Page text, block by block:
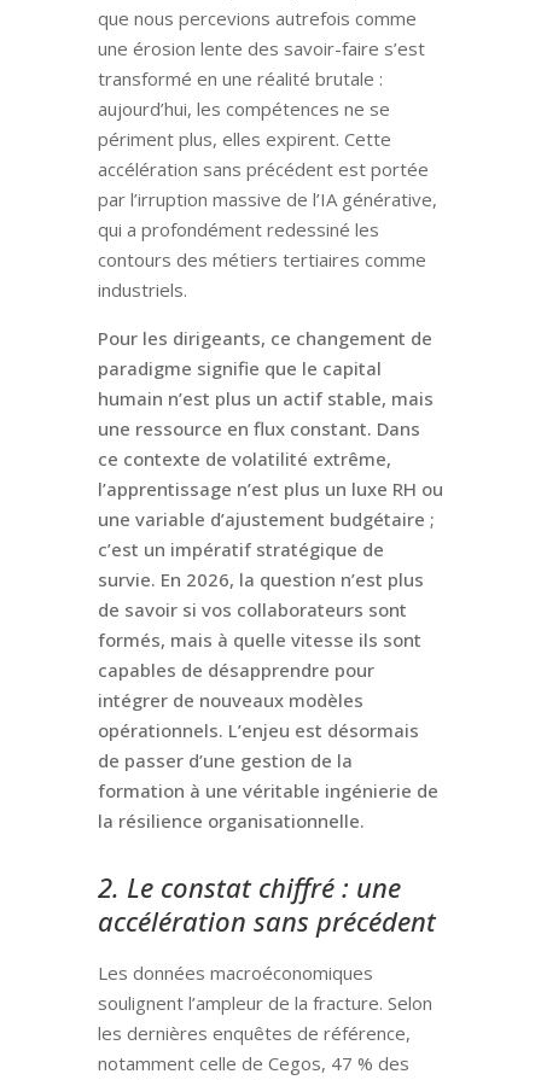
que nous percevions autrefois comme
une érosion lente des savoir-faire s’est
transformé en une réalité brutale :
aujourd’hui, les compétences ne se
périment plus, elles expirent. Cette
accélération sans précédent est portée
par l’irruption massive de l’IA générative,
qui a profondément redessiné les
contours des métiers tertiaires comme
industriels.
Pour les dirigeants, ce changement de
paradigme signifie que le capital
humain n’est plus un actif stable, mais
une ressource en flux constant. Dans
ce contexte de volatilité extrême,
l’apprentissage n’est plus un luxe RH ou
une variable d’ajustement budgétaire ;
c’est un impératif stratégique de
survie. En 2026, la question n’est plus
de savoir si vos collaborateurs sont
formés, mais à quelle vitesse ils sont
capables de désapprendre pour
intégrer de nouveaux modèles
opérationnels. L’enjeu est désormais
de passer d’une gestion de la
formation à une véritable ingénierie de
la résilience organisationnelle.
2. Le constat chiffré : une
accélération sans précédent
Les données macroéconomiques
soulignent l’ampleur de la fracture. Selon
les dernières enquêtes de référence,
notamment celle de Cegos, 47 % des